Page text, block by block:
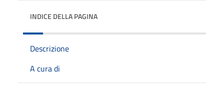
INDICE DELLA PAGINA
Descrizione
A cura di